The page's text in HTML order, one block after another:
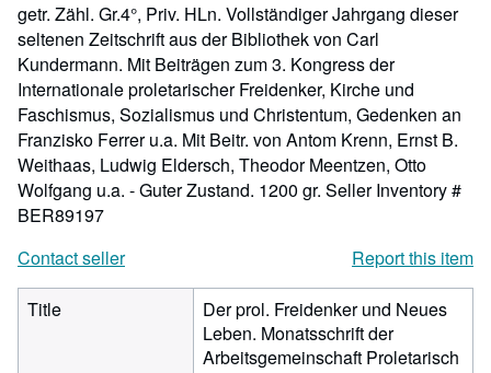
getr. Zähl. Gr.4°, Priv. HLn. Vollständiger Jahrgang dieser
seltenen Zeitschrift aus der Bibliothek von Carl
Kundermann. Mit Beiträgen zum 3. Kongress der
Internationale proletarischer Freidenker, Kirche und
Faschismus, Sozialismus und Christentum, Gedenken an
Franzisko Ferrer u.a. Mit Beitr. von Antom Krenn, Ernst B.
Weithaas, Ludwig Eldersch, Theodor Meentzen, Otto
Wolfgang u.a. - Guter Zustand. 1200 gr. Seller Inventory #
BER89197
Contact seller
Report this item
Title
Der prol. Freidenker und Neues
Leben. Monatsschrift der
Arbeitsgemeinschaft Proletarisch